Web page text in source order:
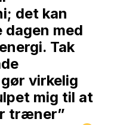
det kan
med
Tak
virkelig
mig til at
træner”